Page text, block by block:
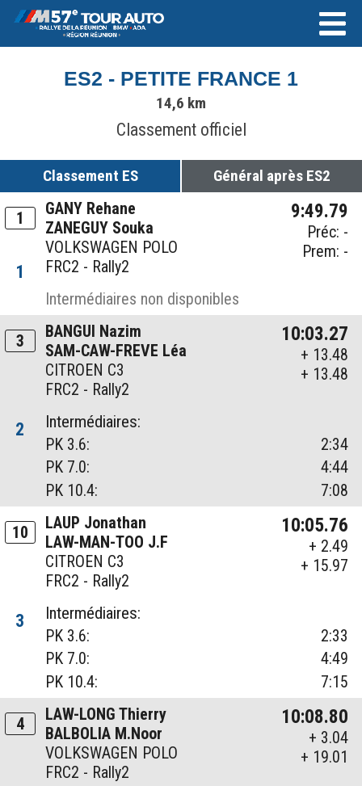
ES2 - PETITE FRANCE 1
14,6 km
Classement officiel
Classement ES Général après ES2
1
GANY Rehane
ZANEGUY Souka
VOLKSWAGEN POLO
FRC2 - Rally2
9:49.79
Préc: -
Prem: -
1
Intermédiaires non disponibles
3
BANGUI Nazim
SAM-CAW-FREVE Léa
CITROEN C3
FRC2 - Rally2
10:03.27
+ 13.48
+ 13.48
2
Intermédiaires:
PK 3.6:
2:34
PK 7.0:
4:44
PK 10.4:
7:08
10
LAUP Jonathan
LAW-MAN-TOO J.F
CITROEN C3
FRC2 - Rally2
10:05.76
+ 2.49
+ 15.97
3
Intermédiaires:
PK 3.6:
2:33
PK 7.0:
4:49
PK 10.4:
7:15
4
LAW-LONG Thierry
BALBOLIA M.Noor
VOLKSWAGEN POLO
FRC2 - Rally2
10:08.80
+ 3.04
+ 19.01